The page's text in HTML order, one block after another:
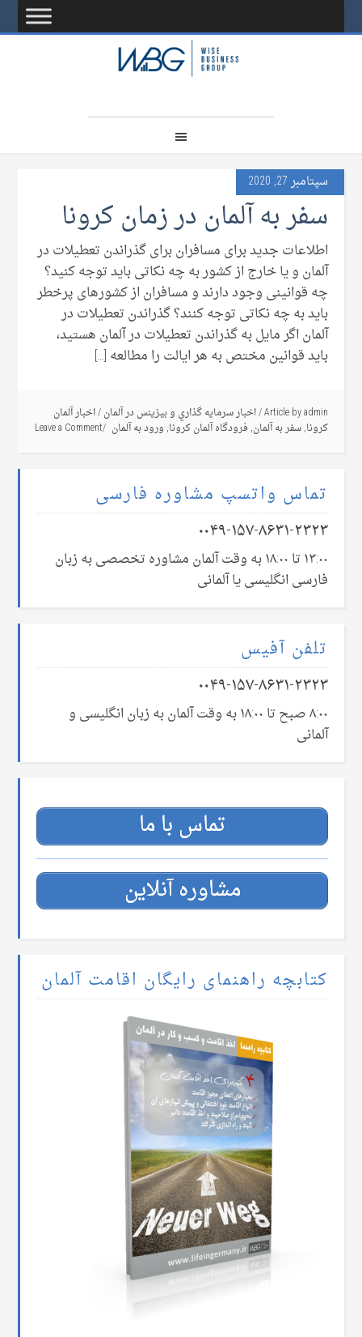
سپتامبر 27, 2020
سفر به آلمان در زمان کرونا
اطلاعات جدید برای مسافران برای گذراندن تعطیلات در
آلمان و یا خارج از کشور به چه نکاتی باید توجه کنید؟
چه قوانینی وجود دارند و مسافران از کشورهای پرخطر
باید به چه نکاتی توجه کنند؟ گذراندن تعطیلات در
آلمان اگر مایل به گذراندن تعطیلات در آلمان هستید،
باید قوانین مختص به هر ایالت را مطالعه […]
Article byadmin
/اخبار سرمايه گذاري و بيزينس در آلمان/اخبار آلمان
کرونا,سفر به آلمان,فرودگاه آلمان کرونا,ورود به آلمان Leave a Comment
تماس واتسپ مشاوره فارسی
۰۰۴۹-۱۵۷-۸۶۳۱-۲۳۲۳
۱۳:۰۰ تا ۱۸:۰۰ به وقت آلمان مشاوره تخصصی به زبان
فارسی انگلیسی یا آلمانی
تلفن آفیس
۰۰۴۹-۱۵۷-۸۶۳۱-۲۳۲۳
۸:۰۰ صبح تا ۱۸:۰۰ به وقت آلمان به زبان انگلیسی و
آلمانی
تماس با ما
مشاوره آنلاین
کتابچه راهنمای رایگان اقامت آلمان